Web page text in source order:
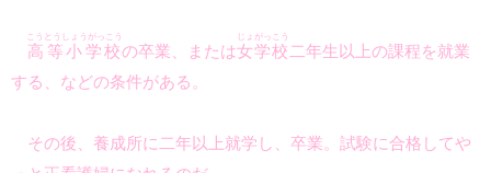
高等小学校
こうとうしょうがっこう
の卒業、または女学校
じょがっこう
二年生以上の課程を就業
する、などの条件がある。
その後、養成所に二年以上就学し、卒業。試験に合格してや